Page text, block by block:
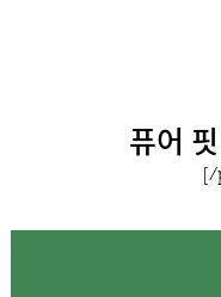
퓨어
[/